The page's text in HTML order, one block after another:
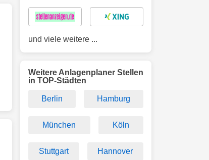
und viele weitere ...
Weitere Anlagenplaner Stellen
in TOP-Städten
Berlin Hamburg
München Köln
Stuttgart Hannover